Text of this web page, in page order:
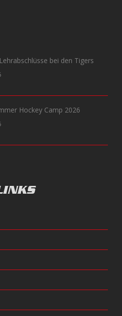
bei den Tigers
Hockey Camp 2026